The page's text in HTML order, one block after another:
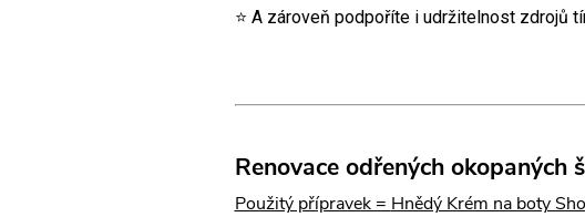
⭐ A zároveň podpoříte i udržitelnost zdrojů
Renovace odřených okopaných
Použitý přípravek = Hnědý Krém na boty